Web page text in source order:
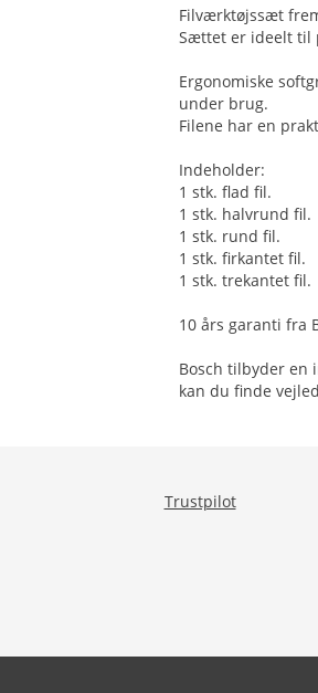
Filværktøjssæt
Sættet er ideelt til
Ergonomiske
under brug.
Filene har en
Indeholder:
1 stk. flad fil.
1 stk. halvrund fil.
1 stk. rund fil.
1 stk. firkantet fil.
1 stk. trekantet fil.
10 års garanti fra
Bosch tilbyder en
kan du finde
Trustpilot